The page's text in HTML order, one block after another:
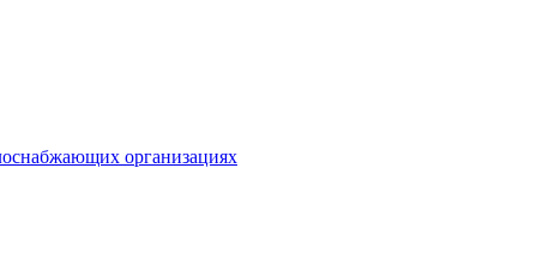
организациях